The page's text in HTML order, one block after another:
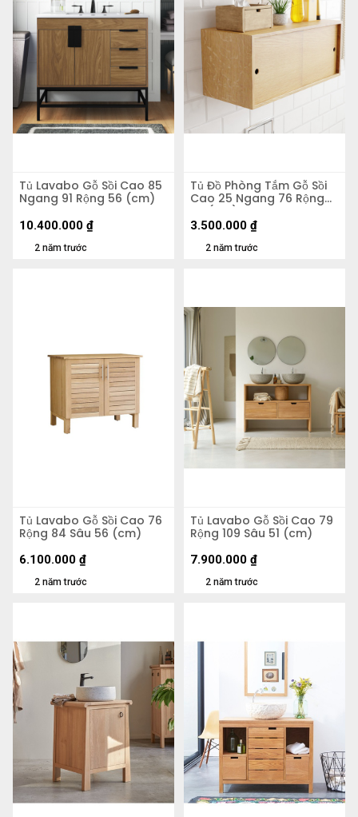
Tủ Lavabo Gỗ Sồi Cao 85
Ngang 91 Rộng 56 (cm)
2 năm trước
10.400.000 ₫
Tủ Đồ Phòng Tắm Gỗ Sồi
Cao 25 Ngang 76 Rộng
25 (cm)
2 năm trước
3.500.000 ₫
Tủ Lavabo Gỗ Sồi Cao 76
Rộng 84 Sâu 56 (cm)
2 năm trước
6.100.000 ₫
Tủ Lavabo Gỗ Sồi Cao 79
Rộng 109 Sâu 51 (cm)
2 năm trước
7.900.000 ₫